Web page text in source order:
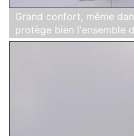
Grand confort, même
protège bien l'ensemble